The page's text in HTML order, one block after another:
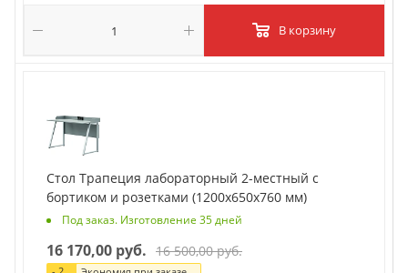
В корзину
Стол Трапеция лабораторный 2-местный с
бортиком и розетками (1200х650х760 мм)
Под заказ. Изготовление 35 дней
16 170,00 руб. 16 500,00 руб.